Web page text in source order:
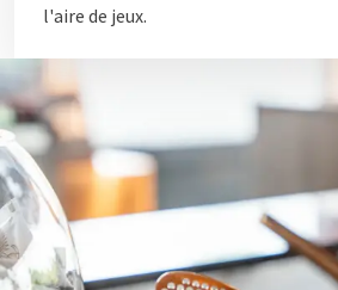
l'aire de jeux.